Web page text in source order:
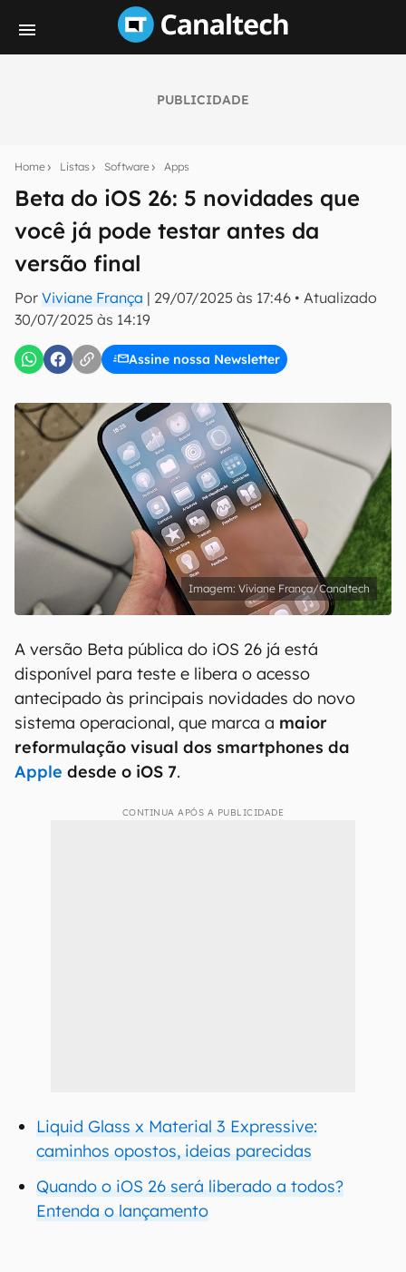
PUBLICIDADE
Home Listas Software Apps
Beta do iOS 26: 5 novidades que
você já pode testar antes da
versão final
Por Viviane França | 29/07/2025 às 17:46 • Atualizado
30/07/2025 às 14:19
Assine nossa Newsletter
notícias e reviews sobre tecnologia em primeira
mão.
E-mail
inscreva-se
Confirmo que li, aceito e concordo com os Termos de
Uso e Política de Privacidade do Canaltech.
Viviane França/Canaltech
A versão Beta pública do iOS 26 já está
disponível para teste e libera o acesso
antecipado às principais novidades do novo
sistema operacional, que marca a maior
reformulação visual dos smartphones da
Apple desde o iOS 7.
CONTINUA APÓS A PUBLICIDADE
Liquid Glass x Material 3 Expressive:
caminhos opostos, ideias parecidas
Quando o iOS 26 será liberado a todos?
Entenda o lançamento